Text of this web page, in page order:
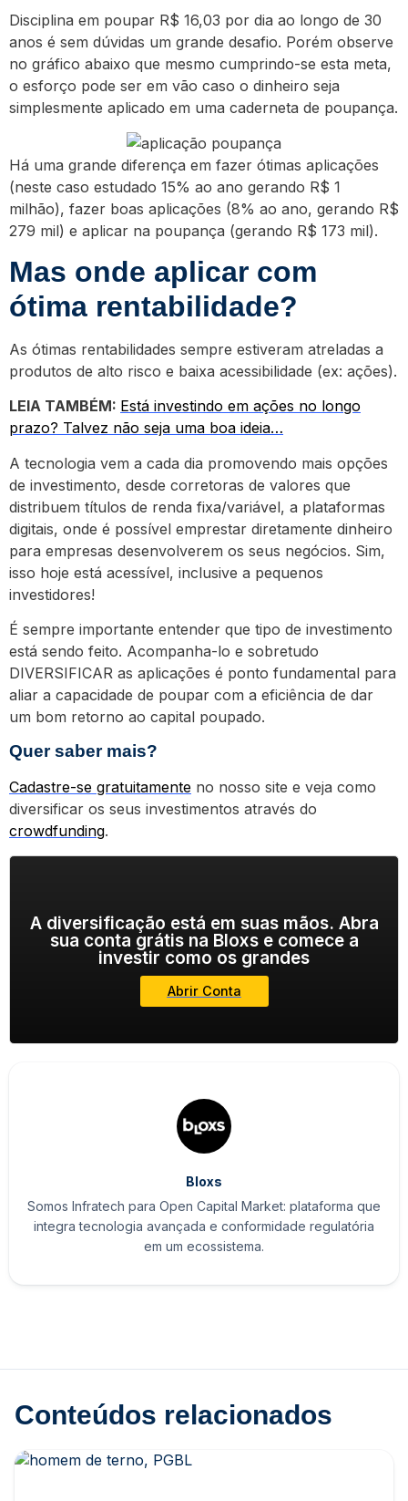
Disciplina em poupar R$ 16,03 por dia ao longo de 30
anos é sem dúvidas um grande desafio. Porém observe
no gráfico abaixo que mesmo cumprindo-se esta meta,
o esforço pode ser em vão caso o dinheiro seja
simplesmente aplicado em uma caderneta de poupança.
Há uma grande diferença em fazer ótimas aplicações
(neste caso estudado 15% ao ano gerando R$ 1
milhão), fazer boas aplicações (8% ao ano, gerando R$
279 mil) e aplicar na poupança (gerando R$ 173 mil).
Mas onde aplicar com
ótima rentabilidade?
As ótimas rentabilidades sempre estiveram atreladas a
produtos de alto risco e baixa acessibilidade (ex: ações).
LEIA TAMBÉM: Está investindo em ações no longo
prazo? Talvez não seja uma boa ideia…
A tecnologia vem a cada dia promovendo mais opções
de investimento, desde corretoras de valores que
distribuem títulos de renda fixa/variável, a plataformas
digitais, onde é possível emprestar diretamente dinheiro
para empresas desenvolverem os seus negócios. Sim,
isso hoje está acessível, inclusive a pequenos
investidores!
É sempre importante entender que tipo de investimento
está sendo feito. Acompanha-lo e sobretudo
DIVERSIFICAR as aplicações é ponto fundamental para
aliar a capacidade de poupar com a eficiência de dar
um bom retorno ao capital poupado.
Quer saber mais?
Cadastre-se gratuitamente no nosso site e veja como
diversificar os seus investimentos através do
crowdfunding.
A diversificação está em suas mãos. Abra
sua conta grátis na Bloxs e comece a
investir como os grandes
Abrir Conta
Bloxs
Somos Infratech para Open Capital Market: plataforma que
integra tecnologia avançada e conformidade regulatória
em um ecossistema.
Conteúdos relacionados